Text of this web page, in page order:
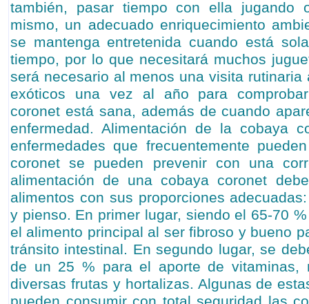
también, pasar tiempo con ella jugando
mismo, un adecuado enriquecimiento
se mantenga entretenida cuando está
tiempo, por lo que necesitará muchos
será necesario al menos una visita rutinaria
exóticos una vez al año para
coronet está sana, además de cuando
enfermedad. Alimentación de la cobaya
enfermedades que frecuentemente
coronet se pueden prevenir con una
alimentación de una cobaya coronet
alimentos con sus proporciones
y pienso. En primer lugar, siendo el 65-70
el alimento principal al ser fibroso y bueno
tránsito intestinal. En segundo lugar, se
de un 25 % para el aporte de vitaminas,
diversas frutas y hortalizas. Algunas de